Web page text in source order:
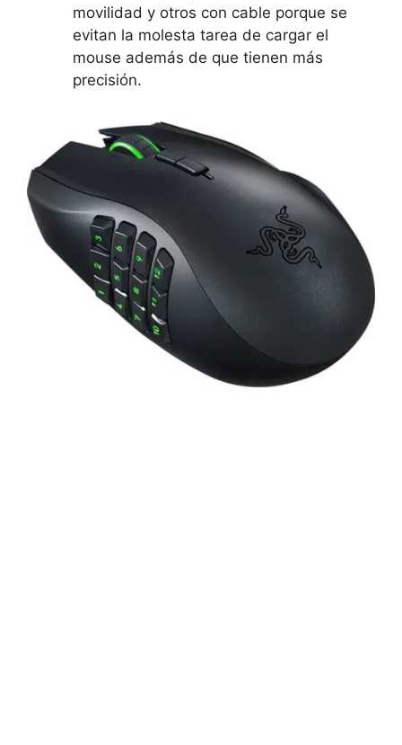
movilidad y otros con cable porque se
evitan la molesta tarea de cargar el
mouse además de que tienen más
precisión.